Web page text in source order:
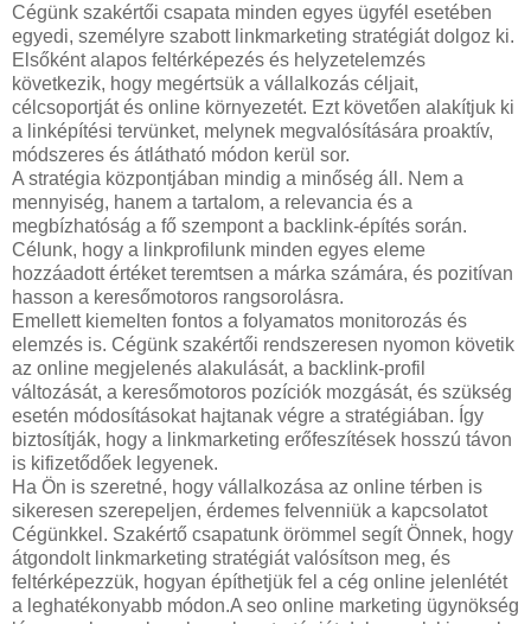
Cégünk szakértői csapata minden egyes ügyfél esetében
egyedi, személyre szabott linkmarketing stratégiát dolgoz ki.
Elsőként alapos feltérképezés és helyzetelemzés
következik, hogy megértsük a vállalkozás céljait,
célcsoportját és online környezetét. Ezt követően alakítjuk ki
a linképítési tervünket, melynek megvalósítására proaktív,
módszeres és átlátható módon kerül sor.
A stratégia központjában mindig a minőség áll. Nem a
mennyiség, hanem a tartalom, a relevancia és a
megbízhatóság a fő szempont a backlink-építés során.
Célunk, hogy a linkprofilunk minden egyes eleme
hozzáadott értéket teremtsen a márka számára, és pozitívan
hasson a keresőmotoros rangsorolásra.
Emellett kiemelten fontos a folyamatos monitorozás és
elemzés is. Cégünk szakértői rendszeresen nyomon követik
az online megjelenés alakulását, a backlink-profil
változását, a keresőmotoros pozíciók mozgását, és szükség
esetén módosításokat hajtanak végre a stratégiában. Így
biztosítják, hogy a linkmarketing erőfeszítések hosszú távon
is kifizetődőek legyenek.
Ha Ön is szeretné, hogy vállalkozása az online térben is
sikeresen szerepeljen, érdemes felvenniük a kapcsolatot
Cégünkkel. Szakértő csapatunk örömmel segít Önnek, hogy
átgondolt linkmarketing stratégiát valósítson meg, és
feltérképezzük, hogyan építhetjük fel a cég online jelenlétét
a leghatékonyabb módon.A seo online marketing ügynökség